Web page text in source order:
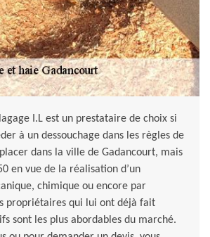
I.L est un prestataire de choix si
à un dessouchage dans les règles de
dans la ville de Gadancourt, mais
en vue de la réalisation d’un
chimique ou encore par
propriétaires qui lui ont déjà fait
sont les plus abordables du marché.